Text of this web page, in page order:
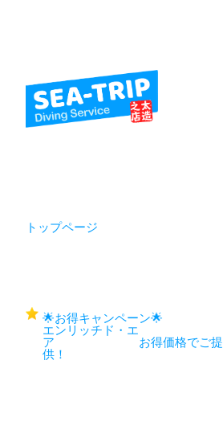
トップページ
🌟お得キャンペーン🌟
エンリッチド・エ
ア お得価格でご提
供！